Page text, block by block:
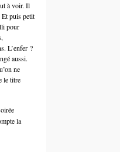
à voir. Il
Et puis petit
pour
L’enfer ?
aussi.
ne
le titre
la